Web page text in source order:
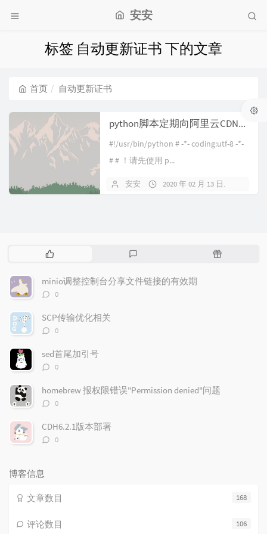
安安
标签 自动更新证书 下的文章
首页 自动更新证书
python脚本定期向阿里云CDN推送Letsencrypt证书
#!/usr/bin/python # -*- coding:utf-8 -*-
# # ！请先使用 p...
安安 2020 年 02 月 13 日
热
文
章
评
随
minio调整控制台分享文件链接的有效期
评
数：
0
SCP传输优化相关
评
数：
0
sed首尾加引号
评
数：
0
homebrew 报权限错误"Permission denied"问题
评
数：
0
CDH6.2.1版本部署
评
0
博客信息
168
文章数目
106
评论数目